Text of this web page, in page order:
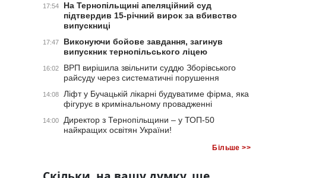
17:54
На Тернопільщині апеляційний суд
підтвердив 15-річний вирок за вбивство
випускниці
17:47
Виконуючи бойове завдання, загинув
випускник тернопільського ліцею
16:02
ВРП вирішила звільнити суддю Зборівського
райсуду через систематичні порушення
14:08
Ліфт у Бучацькій лікарні будуватиме фірма, яка
фігурує в кримінальному провадженні
14:00
Директор з Тернопільщини – у ТОП-50
найкращих освітян України!
Більше >>